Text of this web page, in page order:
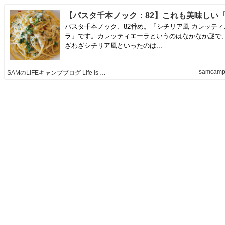
パスタ千本ノック、82番め。「シチリア風 カレッティ
ラ」です。カレッティエーラというのはなかなか謎で
ざわざシチリア風といったのは...
SAMのLIFEキャンプブログ Life is like camping!